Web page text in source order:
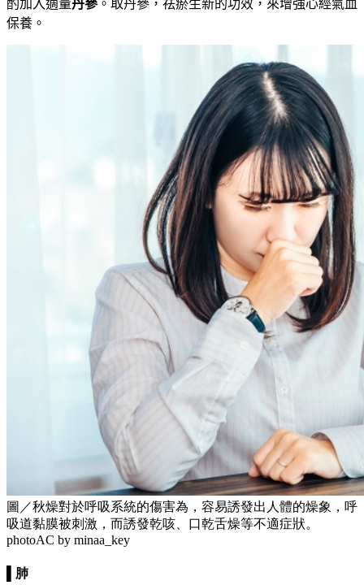
酌加入適量丹參。取丹參， 祛瘀生新的功效，來增強心經氣血
保養。
圖／秋燥對於呼吸系統的傷害為，容易誘發出人體的燥象，呼
吸道黏膜被刺激，而誘發乾咳、口乾舌燥等不適症狀。
photoAC by minaa_key
▌肺